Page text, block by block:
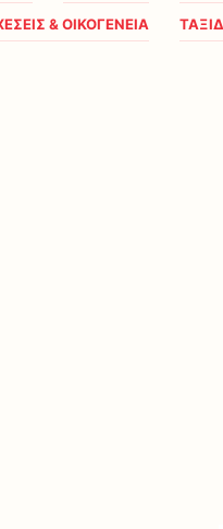
& ΟΙΚΟΓΕΝΕΙΑ